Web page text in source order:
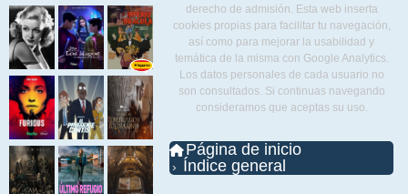
derecho de admisión. Esta web inserta
cookies propias para facilitar tu navegación,
así como para mejorar la usabilidad y
temática de la misma con Google Analytics.
Los datos personales de cada usuario no
son consultados. Si continuas navegando
consideramos que aceptas su uso.
Página de inicio
Índice general